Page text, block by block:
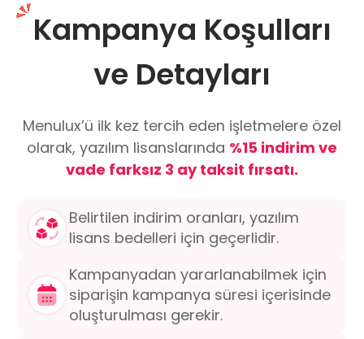
Kampanya Koşulları
ve Detayları
Menulux’ü ilk kez tercih eden işletmelere özel
olarak, yazılım lisanslarında %15 indirim ve
vade farksız 3 ay taksit fırsatı.
Belirtilen indirim oranları, yazılım
lisans bedelleri için geçerlidir.
Kampanyadan yararlanabilmek için
siparişin kampanya süresi içerisinde
oluşturulması gerekir.